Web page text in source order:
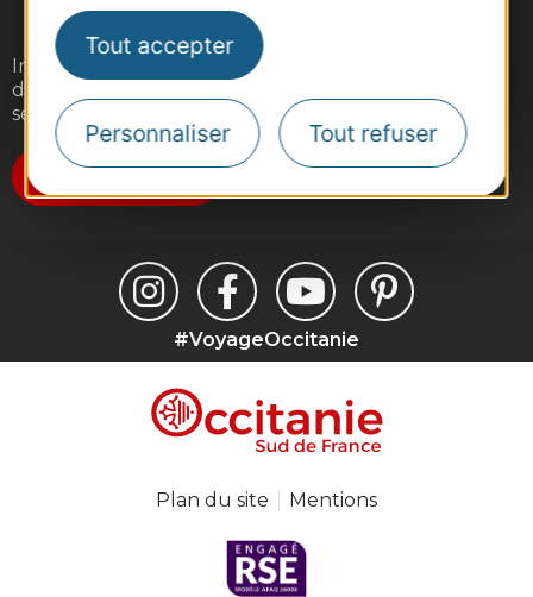
Tout accepter
Personnaliser Tout refuser
Inscrivez-vous gratuitement à notre lettre
d'information pour recevoir nos suggestions de
séjours, de visites et de sorties.
Je m'abonne
#VoyageOccitanie
Plan du site Mentions